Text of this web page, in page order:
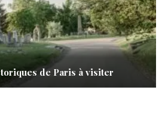
de Paris à visiter